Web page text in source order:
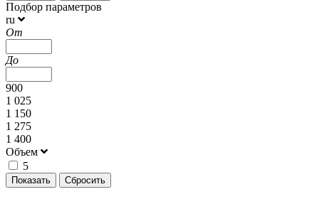
Подбор параметров
ru
От
До
900
1 025
1 150
1 275
1 400
Объем
5